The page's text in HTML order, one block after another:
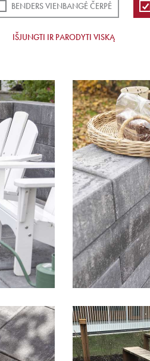
BENDERS VIENBANGĖ ČERPĖ
IŠJUNGTI IR PARODYTI VISKĄ